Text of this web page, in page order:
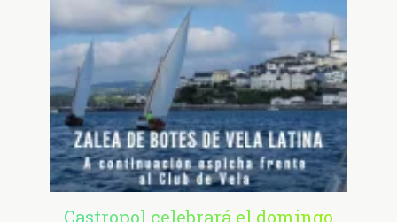
Castropol celebrará el domingo